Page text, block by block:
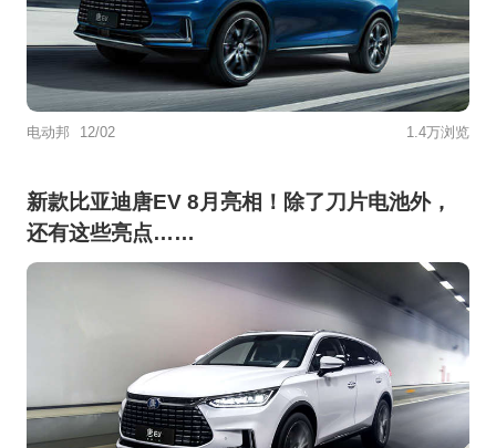
电动邦 12/02 1.4万浏览
新款比亚迪唐EV 8月亮相！除了刀片电池外，
还有这些亮点……